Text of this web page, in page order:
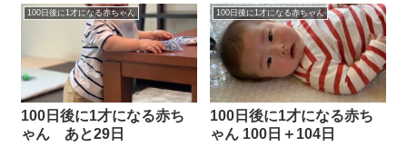
100日後に1才になる赤ちゃん
100日後に1才になる赤ち
ゃん あと29日
100日後に1才になる赤ちゃん
100日後に1才になる赤ち
ゃん 100日＋104日